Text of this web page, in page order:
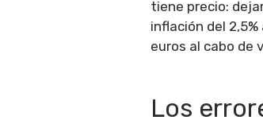
tiene precio:
inflación del
euros al cabo de
Los